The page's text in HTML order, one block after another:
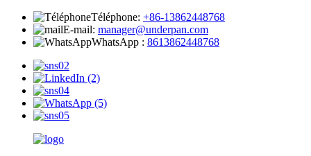
Téléphone: +86-13862448768
E-mail: manager@underpan.com
WhatsApp : 8613862448768